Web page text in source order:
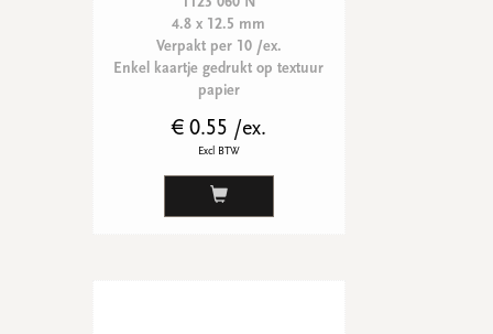
4.8 x 12.5 mm
Verpakt per 10 /ex.
Enkel kaartje gedrukt op textuur
papier
€ 0.55 /ex.
Excl BTW